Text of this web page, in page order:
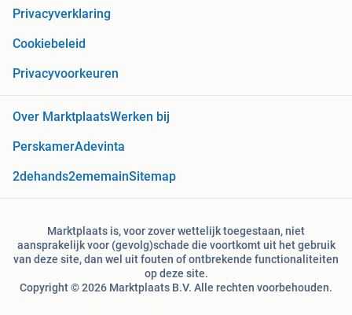
Privacyverklaring
Cookiebeleid
Privacyvoorkeuren
Over MarktplaatsWerken bij
PerskamerAdevinta
2dehands2ememainSitemap
Marktplaats is, voor zover wettelijk toegestaan, niet
aansprakelijk voor (gevolg)schade die voortkomt uit het gebruik
van deze site, dan wel uit fouten of ontbrekende functionaliteiten
op deze site.
Copyright © 2026 Marktplaats B.V. Alle rechten voorbehouden.